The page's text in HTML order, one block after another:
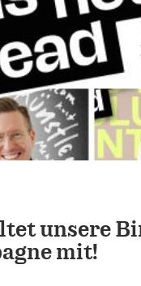
unsere
mit!